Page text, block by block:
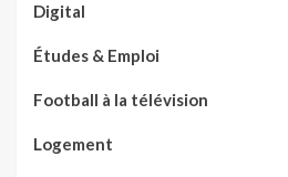
Digital
Études & Emploi
Football à la télévision
Logement